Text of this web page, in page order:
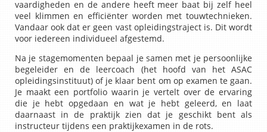
vaardigheden en de andere heeft meer baat bij zelf heel
veel klimmen en efficiënter worden met touwtechnieken.
Vandaar ook dat er geen vast opleidingstraject is. Dit wordt
voor iedereen individueel afgestemd.
Na je stagemomenten bepaal je samen met je persoonlijke
begeleider en de leercoach (het hoofd van het ASAC
opleidingsinstituut) of je klaar bent om op examen te gaan.
Je maakt een portfolio waarin je vertelt over de ervaring
die je hebt opgedaan en wat je hebt geleerd, en laat
daarnaast in de praktijk zien dat je geschikt bent als
instructeur tijdens een praktijkexamen in de rots.